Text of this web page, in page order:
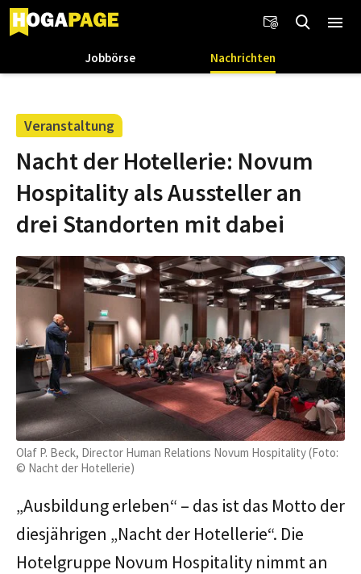
Jobbörse Nachrichten
Veranstaltung
Nacht der Hotellerie: Novum
Hospitality als Aussteller an
drei Standorten mit dabei
Olaf P. Beck, Director Human Relations Novum Hospitality (Foto:
© Nacht der Hotellerie)
„Ausbildung erleben“ – das ist das Motto der
diesjährigen „Nacht der Hotellerie“. Die
Hotelgruppe Novum Hospitality nimmt an